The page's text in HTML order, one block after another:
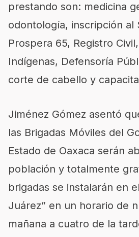
prestando son: medicina
odontología, inscripción al
Prospera 65, Registro
Indígenas, Defensoría
corte de cabello y
Jiménez Gómez asentó
las Brigadas Móviles del
Estado de Oaxaca serán
población y totalmente
brigadas se instalarán en
Juárez” en un horario de
mañana a cuatro de la